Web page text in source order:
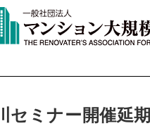
セミナー開催延